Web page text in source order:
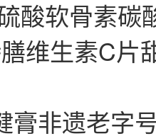
酸软骨素碳
维生素C片
膏非遗老字